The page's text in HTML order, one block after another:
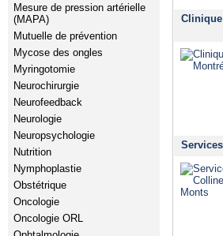
Mesure de pression artérielle
(MAPA)
Mutuelle de prévention
Mycose des ongles
Myringotomie
Neurochirurgie
Neurofeedback
Neurologie
Neuropsychologie
Nutrition
Nymphoplastie
Obstétrique
Oncologie
Oncologie ORL